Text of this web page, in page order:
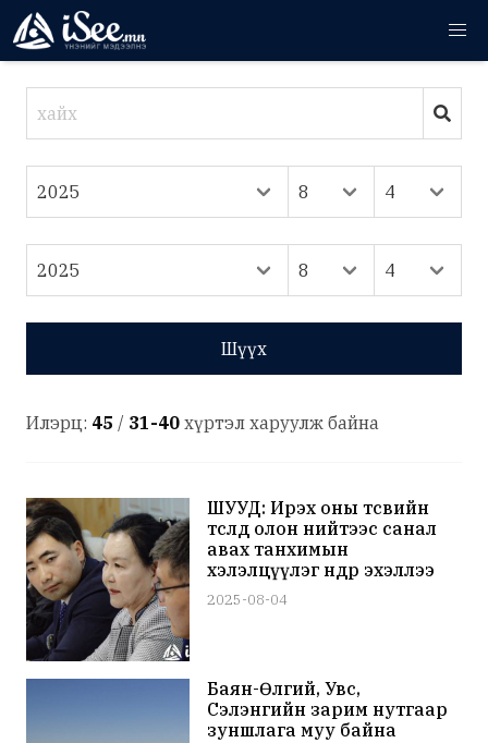
Шүүх
Илэрц: 45 / 31-40 хүртэл харуулж байна
ШУУД: Ирэх оны төсвийн
төсөлд олон нийтээс санал
авах танхимын
хэлэлцүүлэг өнөөдөр эхэллээ
2025-08-04
Баян-Өлгий, Увс,
Сэлэнгийн зарим нутгаар
зуншлага муу байна